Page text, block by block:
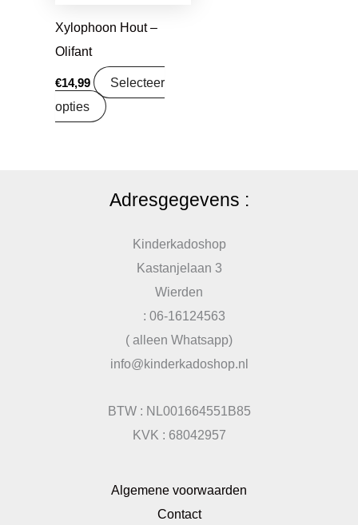
Xylophoon Hout –
Olifant
€14,99
Selecteer
opties
Adresgegevens :
Kinderkadoshop
Kastanjelaan 3
Wierden
: 06-16124563
( alleen Whatsapp)
info@kinderkadoshop.nl
BTW : NL001664551B85
KVK : 68042957
Algemene voorwaarden
Contact